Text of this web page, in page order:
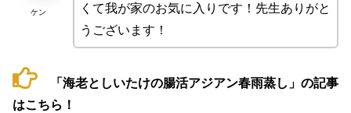
ケン
くて我が家のお気に入りです！先生ありがと
うございます！
「海老としいたけの腸活アジアン春雨蒸し」の記事
はこちら！